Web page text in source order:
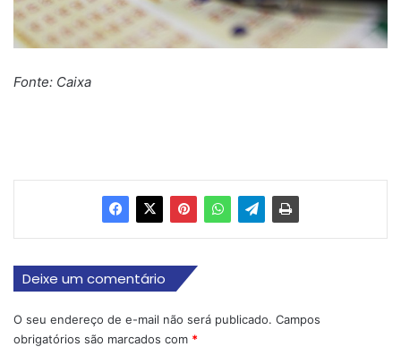
Fonte: Caixa
Deixe um comentário
O seu endereço de e-mail não será publicado. Campos
obrigatórios são marcados com *